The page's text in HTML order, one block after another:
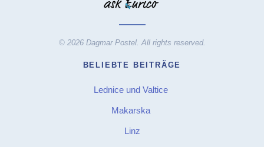
© 2026 Dagmar Postel. All rights reserved.
BELIEBTE BEITRÄGE
Lednice und Valtice
Makarska
Linz